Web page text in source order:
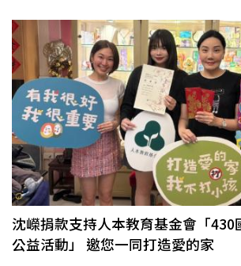
沈嶸捐款支持人本教育基金會「430
公益活動」 邀您一同打造愛的家